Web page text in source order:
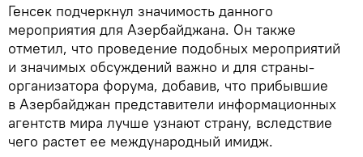
Генсек подчеркнул значимость данного
мероприятия для Азербайджана. Он также
отметил, что проведение подобных мероприятий
и значимых обсуждений важно и для страны-
организатора форума, добавив, что прибывшие
в Азербайджан представители информационных
агентств мира лучше узнают страну, вследствие
чего растет ее международный имидж.